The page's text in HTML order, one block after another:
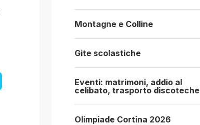
Montagne e Colline
Gite scolastiche
Eventi: matrimoni, addio al
celibato, trasporto discoteche
Olimpiade Cortina 2026